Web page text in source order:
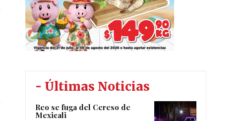
- Últimas Noticias
Reo se fuga del Cereso de
Mexicali